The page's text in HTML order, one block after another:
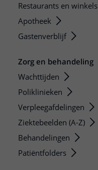
Restaurants en winkels
Apotheek
Gastenverblijf
Zorg en behandeling
Wachttijden
Poliklinieken
Verpleegafdelingen
Ziektebeelden (A-Z)
Behandelingen
Patiëntfolders